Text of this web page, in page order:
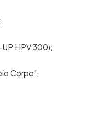
HPV 300);
Corpo";